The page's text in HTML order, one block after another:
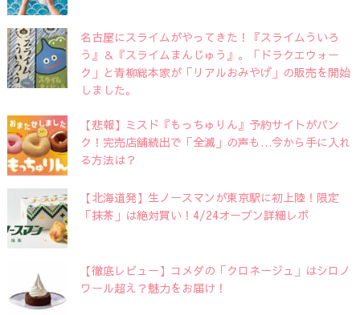
名古屋にスライムがやってきた！『スライムういろ
う』＆『スライムまんじゅう』。「ドラクエウォー
ク」と青柳総本家が「リアルおみやげ」の販売を開始
しました。
【悲報】ミスド『もっちゅりん』予約サイトがパン
ク！完売店舗続出で「全滅」の声も…今から手に入れ
る方法は？
【北海道発】生ノースマンが東京駅に初上陸！限定
「抹茶」は絶対買い！4/24オープン詳細レポ
【徹底レビュー】コメダの「クロネージュ」はシロノ
ワール超え？魅力をお届け！